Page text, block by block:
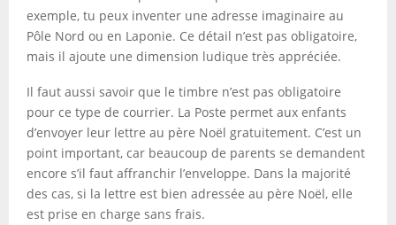
exemple, tu peux inventer une adresse imaginaire au
Pôle Nord ou en Laponie. Ce détail n’est pas obligatoire,
mais il ajoute une dimension ludique très appréciée.
Il faut aussi savoir que le timbre n’est pas obligatoire
pour ce type de courrier. La Poste permet aux enfants
d’envoyer leur lettre au père Noël gratuitement. C’est un
point important, car beaucoup de parents se demandent
encore s’il faut affranchir l’enveloppe. Dans la majorité
des cas, si la lettre est bien adressée au père Noël, elle
est prise en charge sans frais.